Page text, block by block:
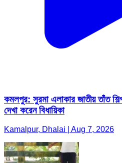
কমলপুর: সুরমা এলাকার জাতীয় তাঁত
দেখা করেন বিধায়িকা
Kamalpur, Dhalai | Aug 7, 2026